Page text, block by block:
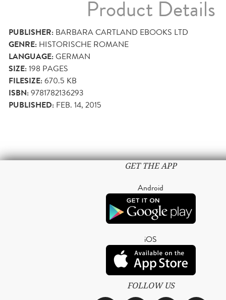
Product Details
PUBLISHER: BARBARA CARTLAND EBOOKS LTD
GENRE: HISTORISCHE ROMANE
LANGUAGE:GERMAN
SIZE:198 PAGES
FILESIZE:670.5 KB
ISBN:9781782136293
PUBLISHED: FEB. 14, 2015
GET THE APP
Android
iOS
FOLLOW US